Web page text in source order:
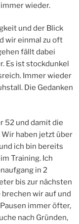
wieder.
und der Blick
wir einmal zu oft
fällt dabei
Es ist stockdunkel
Immer wieder
Die Gedanken
52 und damit die
haben jetzt über
ich bin bereits
Training. Ich
in 2
bis zur nächsten
brechen wir auf und
immer öfter,
nach Gründen,